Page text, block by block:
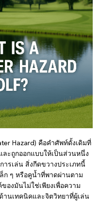
Hazard) คือคำศัพท์ดั้งเดิมที่
ะถูกออกแบบให้เป็นส่วนหนึ่ง
ารเล่น สิ่งกีดขวางประเภทนี้
ก ๆ หรือคูน้ำที่พาดผ่านตาม
องมันไม่ใช่เพียงเพื่อความ
านเทคนิคและจิตวิทยาที่ผู้เล่น